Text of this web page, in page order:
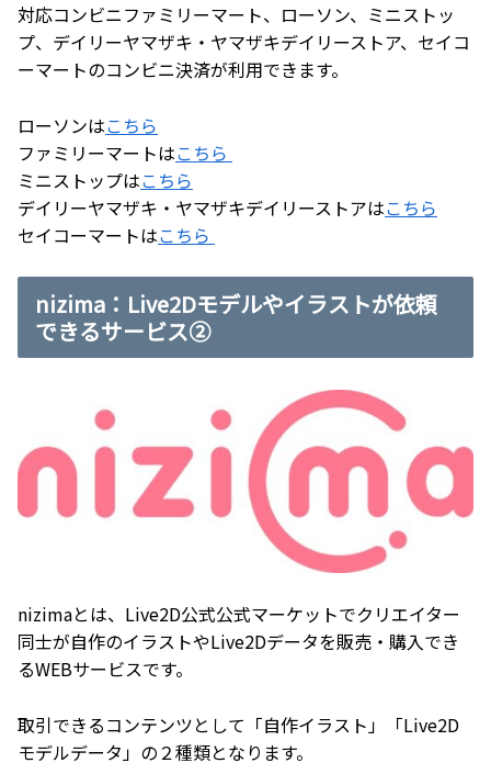
対応コンビニファミリーマート、ローソン、ミニストッ
プ、デイリーヤマザキ・ヤマザキデイリーストア、セイコ
ーマートのコンビニ決済が利用できます。
ローソンはこちら
ファミリーマートはこちら
ミニストップはこちら
デイリーヤマザキ・ヤマザキデイリーストアはこちら
セイコーマートはこちら
nizima：Live2Dモデルやイラストが依頼
できるサービス②
nizimaとは、Live2D公式公式マーケットでクリエイター
同士が自作のイラストやLive2Dデータを販売・購入でき
るWEBサービスです。
取引できるコンテンツとして「自作イラスト」「Live2D
モデルデータ」の２種類となります。